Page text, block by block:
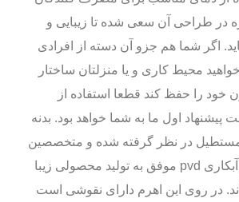
در طراحی آن سعی شده تا زیبایی و
اگر شما هم جزو آن دسته از افرادی
محیط کاری و یا منزلتان ساختار
خود را حفظ کند قطعا استفاده از
پیشنهاد اول ما به شما خواهد بود. بدنه
در نظر گرفته شده و متخصصین
بهفر با استفاده از آبکاری pvd موفق به تولید محصولی زیبا
در روی این اهرم دارای نقوشی است